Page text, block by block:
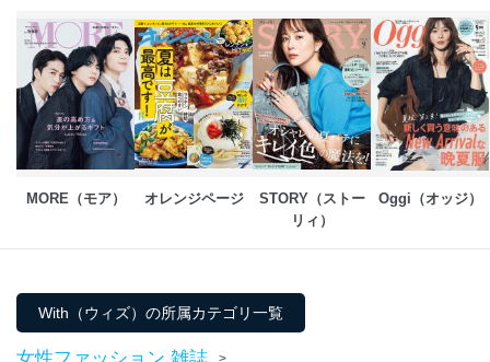
MORE（モア） オレンジページ
STORY（ストー
リィ）
Oggi（オッジ）
With（ウィズ）の所属カテゴリ一覧
>